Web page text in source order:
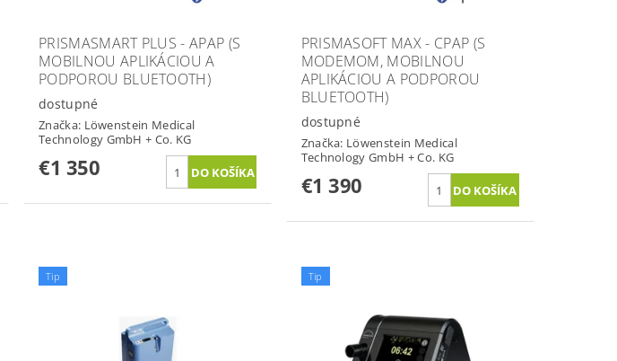
PRISMASMART PLUS - APAP (S
MOBILNOU APLIKÁCIOU A
PODPOROU BLUETOOTH)
dostupné
Značka: Löwenstein Medical
Technology GmbH + Co. KG
€1 350
PRISMASOFT MAX - CPAP (S
MODEMOM, MOBILNOU
APLIKÁCIOU A PODPOROU
BLUETOOTH)
dostupné
Značka: Löwenstein Medical
Technology GmbH + Co. KG
€1 390
Tip Tip